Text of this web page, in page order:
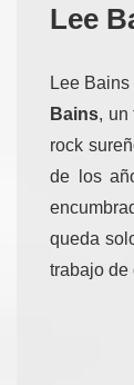
Lee
Lee
Bains, un
rock
de los
queda
trabajo de